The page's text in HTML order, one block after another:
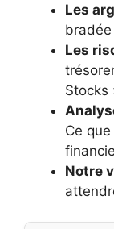
Les
Les
Stocks
Ce
Notre